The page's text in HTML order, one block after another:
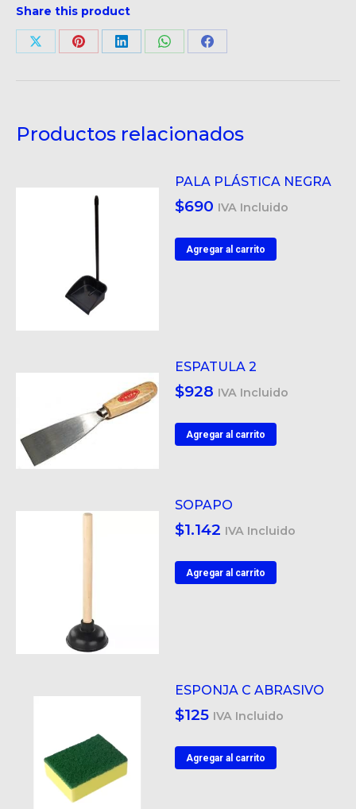
Share this product
CompartirCompartirCompartirCompartirCompartir
Productos relacionados
PALA PLÁSTICA NEGRA
$690 IVA Incluido
Agregar al carrito
ESPATULA 2
$928 IVA Incluido
Agregar al carrito
SOPAPO
$1.142 IVA Incluido
Agregar al carrito
ESPONJA C ABRASIVO
$125 IVA Incluido
Agregar al carrito